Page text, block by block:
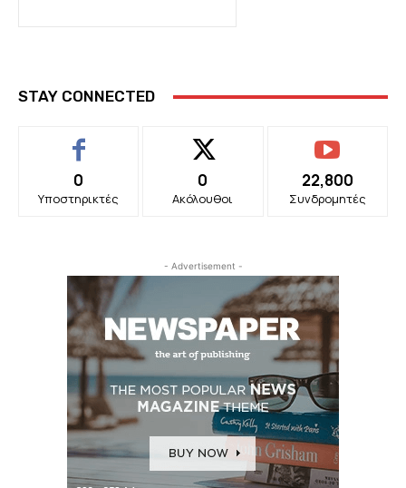
STAY CONNECTED
0
Υποστηρικτές
0
Ακόλουθοι
22,800
Συνδρομητές
- Advertisement -